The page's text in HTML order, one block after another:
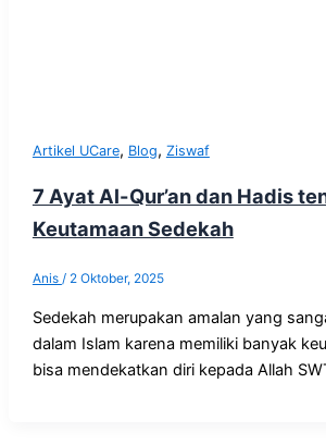
Artikel UCare, Blog, Ziswaf
7 Ayat Al-Qur’an dan Hadis
Keutamaan Sedekah
Anis / 2 Oktober, 2025
Sedekah merupakan amalan yang
dalam Islam karena memiliki banyak
bisa mendekatkan diri kepada Allah